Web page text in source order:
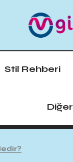
Stil Rehberi
Diğer